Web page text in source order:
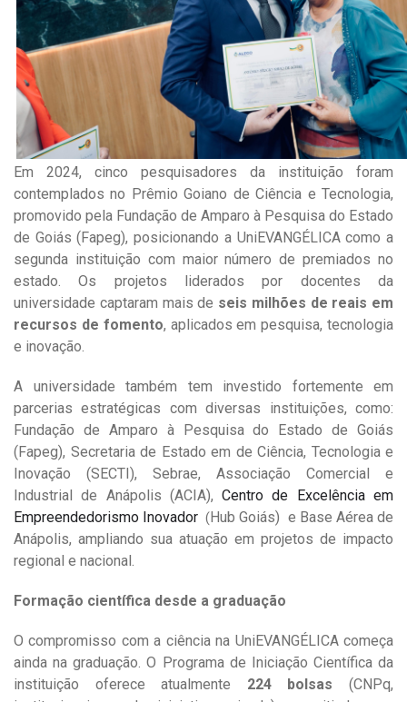
Em 2024, cinco pesquisadores da instituição foram
contemplados no Prêmio Goiano de Ciência e Tecnologia,
promovido pela Fundação de Amparo à Pesquisa do Estado
de Goiás (Fapeg), posicionando a UniEVANGÉLICA como a
segunda instituição com maior número de premiados no
estado. Os projetos liderados por docentes da
universidade captaram mais de seis milhões de reais em
recursos de fomento, aplicados em pesquisa, tecnologia
e inovação.
A universidade também tem investido fortemente em
parcerias estratégicas com diversas instituições, como:
Fundação de Amparo à Pesquisa do Estado de Goiás
(Fapeg), Secretaria de Estado em de Ciência, Tecnologia e
Inovação (SECTI), Sebrae, Associação Comercial e
Industrial de Anápolis (ACIA),Centro de Excelência em
Empreendedorismo Inovador (Hub Goiás) e Base Aérea de
Anápolis, ampliando sua atuação em projetos de impacto
regional e nacional.
Formação científica desde a graduação
O compromisso com a ciência na UniEVANGÉLICA começa
ainda na graduação. O Programa de Iniciação Científica da
instituição oferece atualmente 224 bolsas (CNPq,